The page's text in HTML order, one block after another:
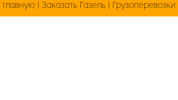
главную Заказать Газель| Грузоперевозки